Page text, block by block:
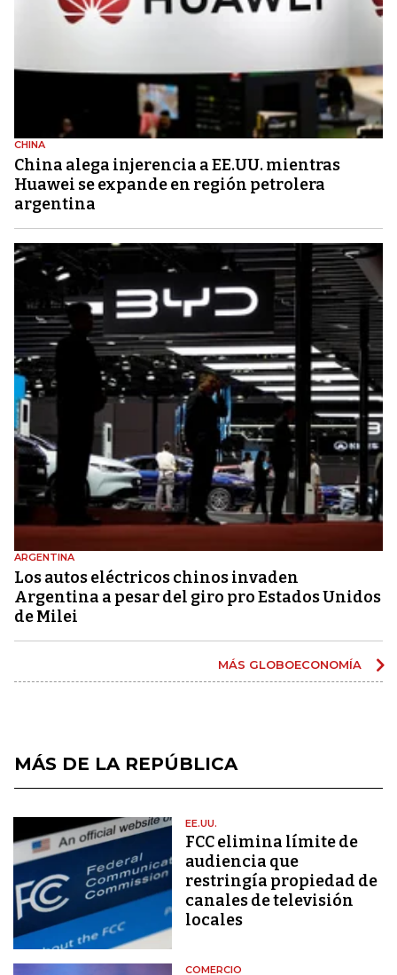
CHINA
China alega injerencia a EE.UU. mientras
Huawei se expande en región petrolera
argentina
ARGENTINA
Los autos eléctricos chinos invaden
Argentina a pesar del giro pro Estados Unidos
de Milei
MÁS GLOBOECONOMÍA
MÁS DE LA REPÚBLICA
EE.UU.
FCC elimina límite de
audiencia que
restringía propiedad de
canales de televisión
locales
COMERCIO